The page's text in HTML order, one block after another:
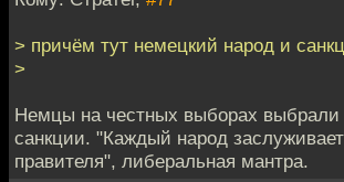
> причём тут немецкий народ и
>
Немцы на честных выборах выбрали
санкции. "Каждый народ
правителя", либеральная мантра.